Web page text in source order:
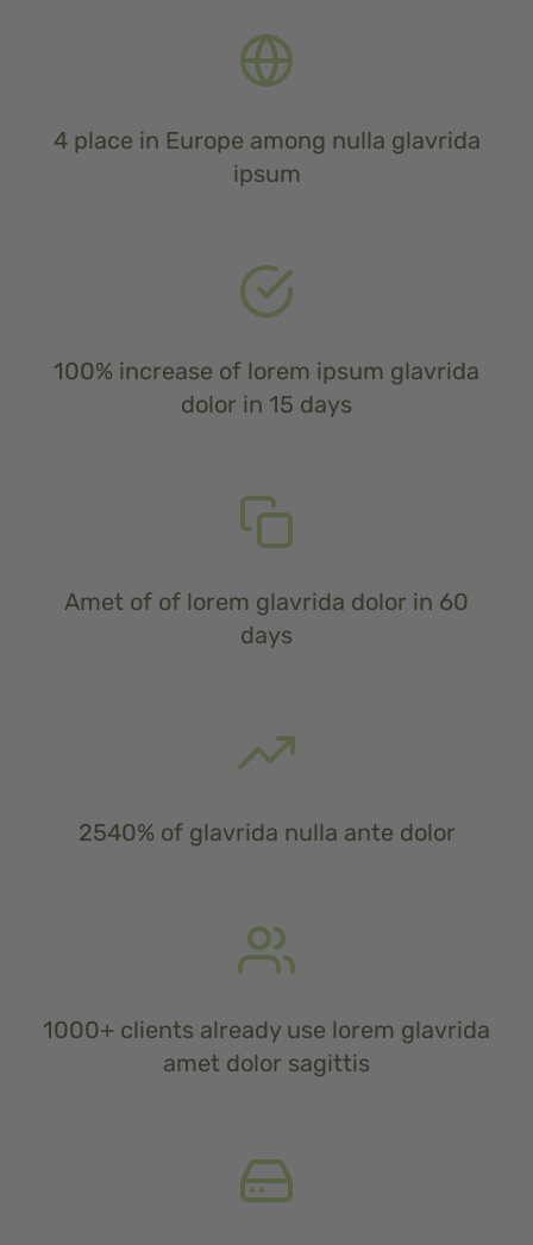
4 place in Europe among nulla glavrida
ipsum
100% increase of lorem ipsum glavrida
dolor in 15 days
Amet of of lorem glavrida dolor in 60
days
2540% of glavrida nulla ante dolor
1000+ clients already use lorem glavrida
amet dolor sagittis